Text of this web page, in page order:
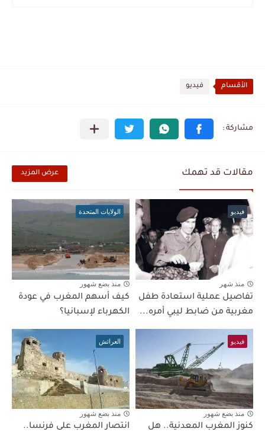
الأقسام فيديو
مقالات قد تهمك عرض المزيد
فيديو
منذ شهر
تفاصيل عملية استعادة طفل
مغربية من ضابط ليبي أمره...
الولايات المتحدة
منذ بضع شهور
كيف أسهم المغرب في عودة
الكهرباء لإسبانيا؟
فيديو
منذ بضع شهور
كنوز المغرب المعدنية.. هل
العرائش
منذ بضع شهور
انتصار المغرب على فرنسا..